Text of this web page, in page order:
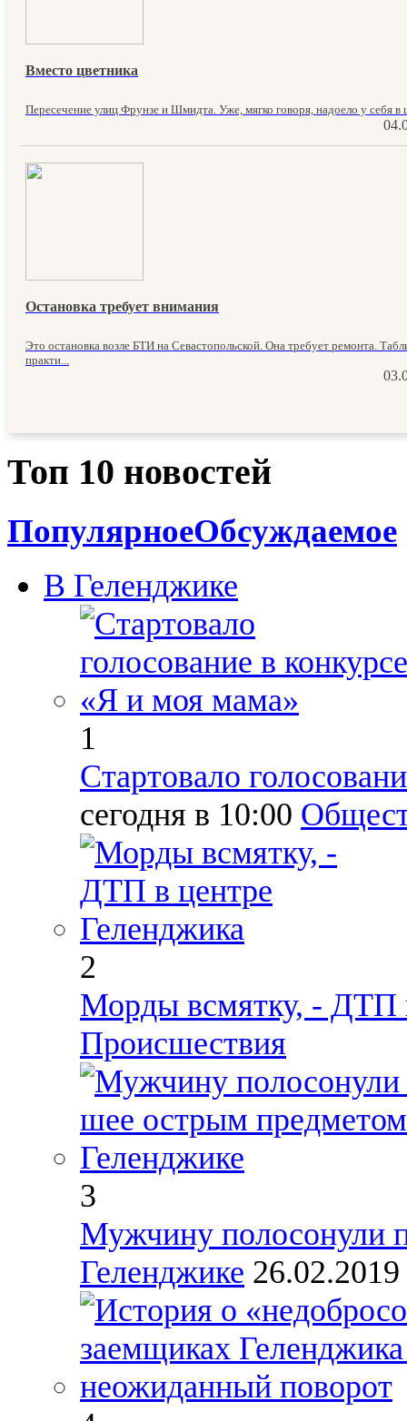
Вместо цветника
Пересечение улиц Фрунзе и Шмидта. Уже, мягко говоря, надоело у себя в
Остановка требует внимания
Это остановка возле БТИ на Севастопольской. Она требует ремонта.
практи...
Топ 10 новостей
ПопулярноеОбсуждаемое
В Геленджике
1
Стартовало
сегодня в 10:00
2
Морды всмятку, - ДТП
Происшествия
3
Мужчину полосонули
Геленджике 26.02.2019